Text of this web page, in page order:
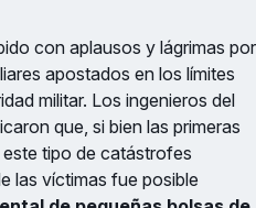
con aplausos y lágrimas por
apostados en los límites
militar. Los ingenieros del
que, si bien las primeras
tipo de catástrofes
las víctimas fue posible